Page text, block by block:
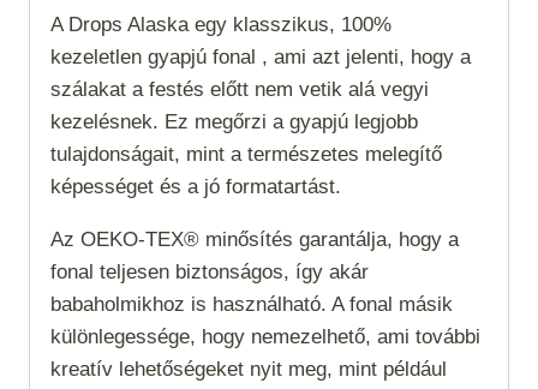
A Drops Alaska egy klasszikus, 100%
kezeletlen gyapjú fonal , ami azt jelenti, hogy a
szálakat a festés előtt nem vetik alá vegyi
kezelésnek. Ez megőrzi a gyapjú legjobb
tulajdonságait, mint a természetes melegítő
képességet és a jó formatartást.
Az OEKO-TEX® minősítés garantálja, hogy a
fonal teljesen biztonságos, így akár
babaholmikhoz is használható. A fonal másik
különlegessége, hogy nemezelhető, ami további
kreatív lehetőségeket nyit meg, mint például